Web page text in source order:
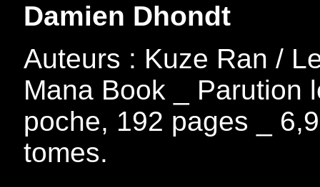
Damien Dhondt
Auteurs : Kuze Ran /
Mana Book _ Parution
poche, 192 pages _
tomes.